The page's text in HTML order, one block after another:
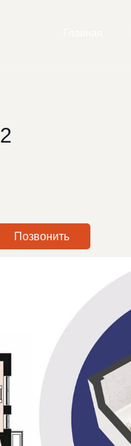
2
Позвонить